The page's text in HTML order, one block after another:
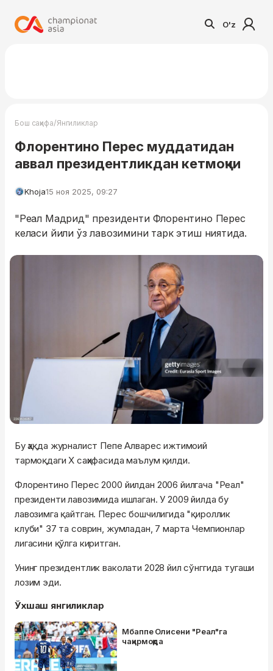
O'z
Бош саҳифа/Янгиликлар
Флорентино Перес муддатидан
аввал президентликдан кетмоқчи
Khoja15 ноя 2025, 09:27
"Реал Мадрид" президенти Флорентино Перес
келаси йили ўз лавозимини тарк этиш ниятида.
Бу ҳақда журналист Пепе Алварес ижтимоий
тармоқдаги Х саҳифасида маълум қилди.
Флорентино Перес 2000 йилдан 2006 йилгача "Реал"
президенти лавозимида ишлаган. У 2009 йилда бу
лавозимга қайтган. Перес бошчилигида "қироллик
клуби" 37 та соврин, жумладан, 7 марта Чемпионлар
лигасини қўлга киритган.
Унинг президентлик ваколати 2028 йил сўнггида тугаши
лозим эди.
Ўхшаш янгиликлар
Мбаппе Олисени "Реал"га
чақирмоқда